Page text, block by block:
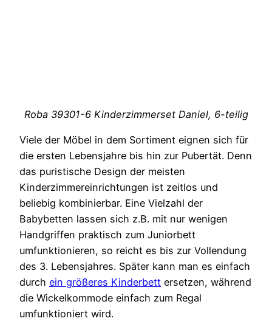
Roba 39301-6 Kinderzimmerset Daniel, 6-teilig
Viele der Möbel in dem Sortiment eignen sich für
die ersten Lebensjahre bis hin zur Pubertät. Denn
das puristische Design der meisten
Kinderzimmereinrichtungen ist zeitlos und
beliebig kombinierbar. Eine Vielzahl der
Babybetten lassen sich z.B. mit nur wenigen
Handgriffen praktisch zum Juniorbett
umfunktionieren, so reicht es bis zur Vollendung
des 3. Lebensjahres. Später kann man es einfach
durch ein größeres Kinderbett ersetzen, während
die Wickelkommode einfach zum Regal
umfunktioniert wird.